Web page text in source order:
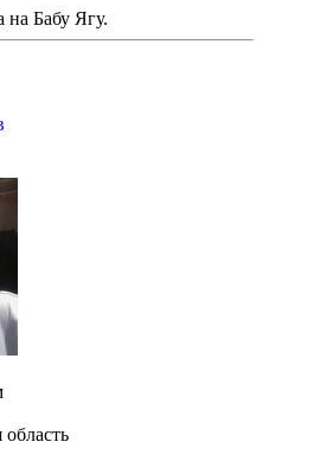
на Бабу Ягу.
область